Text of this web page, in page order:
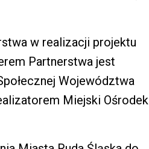
w realizacji projektu
Partnerstwa jest
Województwa
Miejski Ośrodek